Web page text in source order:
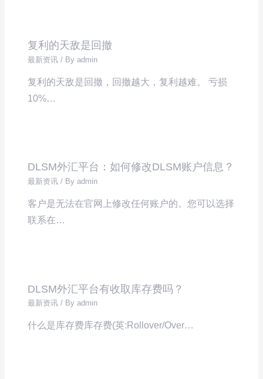
复利的天敌是回撤
最新资讯 / Byadmin
复利的天敌是回撤，回撤越大，复利越难。 亏损
10%…
DLSM外汇平台：如何修改DLSM账户信息？
最新资讯 / Byadmin
客户是无法在官网上修改任何账户的。您可以选择
联系在…
DLSM外汇平台有收取库存费吗？
最新资讯 / Byadmin
什么是库存费库存费(英:Rollover/Over…